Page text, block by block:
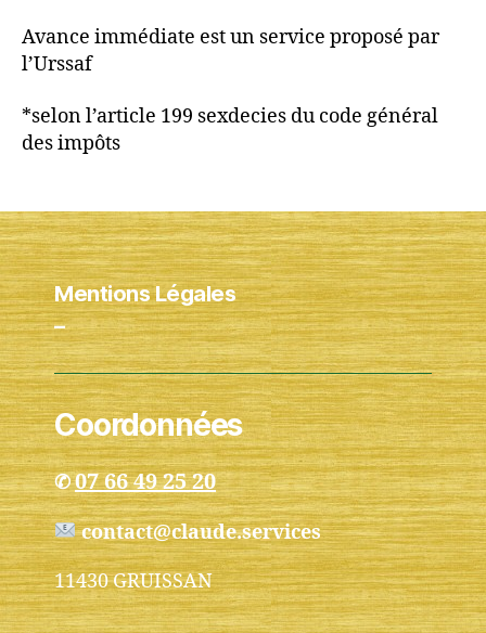
Avance immédiate est un service proposé par
l’Urssaf
*selon l’article 199 sexdecies du code général
des impôts
Mentions Légales
–
Coordonnées
✆07 66 49 25 20
contact@claude.services
11430 GRUISSAN